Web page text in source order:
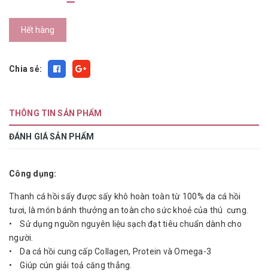
Hết hàng
Chia sẻ:
THÔNG TIN SẢN PHẨM
ĐÁNH GIÁ SẢN PHẨM
Công dụng:
Thanh cá hồi sấy được sấy khô hoàn toàn từ 100% da cá hồi
tươi, là món bánh thưởng an toàn cho sức khoẻ của thú cưng.
• Sử dụng nguồn nguyên liệu sạch đạt tiêu chuẩn dành cho
người.
• Da cá hồi cung cấp Collagen, Protein và Omega-3
• Giúp cún giải toả căng thẳng.